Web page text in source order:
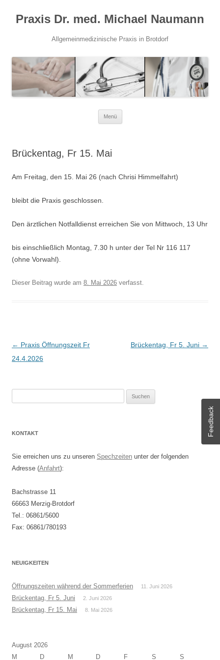
Praxis Dr. med. Michael Naumann
Allgemeinmedizinische Praxis in Brotdorf
Menü
Brückentag, Fr 15. Mai
Am Freitag, den 15. Mai 26 (nach Chrisi Himmelfahrt)
bleibt die Praxis geschlossen.
Den ärztlichen Notfalldienst erreichen Sie von Mittwoch, 13 Uhr
bis einschließlich Montag, 7.30 h unter der Tel Nr 116 117
(ohne Vorwahl).
Dieser Beitrag wurde am 8. Mai 2026 verfasst.
Beitrags-
Navigation
← Praxis Öffnungszeit Fr
24.4.2026
Brückentag, Fr 5. Juni →
KONTAKT
Sie erreichen uns zu unseren Spechzeiten unter der folgenden
Adresse (Anfahrt):
Bachstrasse 11
66663 Merzig-Brotdorf
Tel.: 06861/5600
Fax: 06861/780193
NEUIGKEITEN
Öffnungszeiten während der Sommerferien 11. Juni 2026
Brückentag, Fr 5. Juni 2. Juni 2026
Brückentag, Fr 15. Mai 8. Mai 2026
August 2026
M
D M D F S S
Feedback